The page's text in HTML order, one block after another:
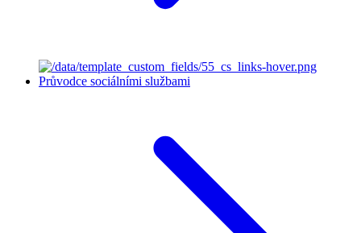
Průvodce sociálními službami